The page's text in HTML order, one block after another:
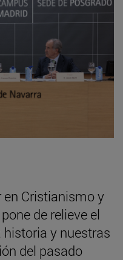
en Cristianismo y
de relieve el
historia y nuestras
del pasado